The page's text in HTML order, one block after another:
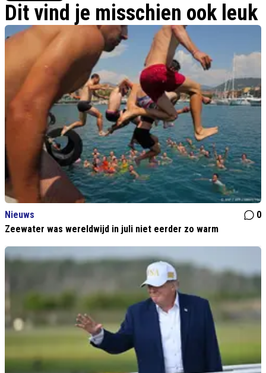
Dit vind je misschien ook leuk
Nieuws
0
Zeewater was wereldwijd in juli niet eerder zo warm